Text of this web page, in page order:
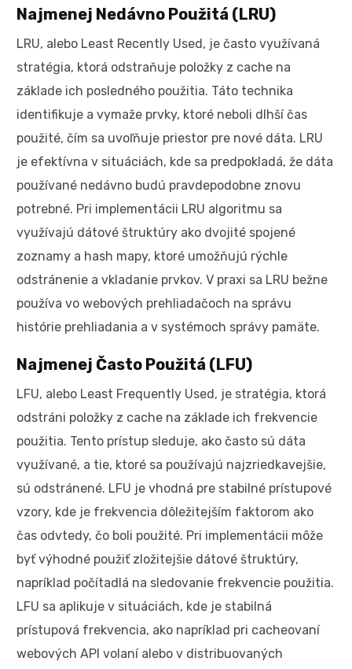
Najmenej Nedávno Použitá (LRU)
LRU, alebo Least Recently Used, je často využívaná
stratégia, ktorá odstraňuje položky z cache na
základe ich posledného použitia. Táto technika
identifikuje a vymaže prvky, ktoré neboli dlhší čas
použité, čím sa uvoľňuje priestor pre nové dáta. LRU
je efektívna v situáciách, kde sa predpokladá, že dáta
používané nedávno budú pravdepodobne znovu
potrebné. Pri implementácii LRU algoritmu sa
využívajú dátové štruktúry ako dvojité spojené
zoznamy a hash mapy, ktoré umožňujú rýchle
odstránenie a vkladanie prvkov. V praxi sa LRU bežne
používa vo webových prehliadačoch na správu
histórie prehliadania a v systémoch správy pamäte.
Najmenej Často Použitá (LFU)
LFU, alebo Least Frequently Used, je stratégia, ktorá
odstráni položky z cache na základe ich frekvencie
použitia. Tento prístup sleduje, ako často sú dáta
využívané, a tie, ktoré sa používajú najzriedkavejšie,
sú odstránené. LFU je vhodná pre stabilné prístupové
vzory, kde je frekvencia dôležitejším faktorom ako
čas odvtedy, čo boli použité. Pri implementácii môže
byť výhodné použiť zložitejšie dátové štruktúry,
napríklad počítadlá na sledovanie frekvencie použitia.
LFU sa aplikuje v situáciách, kde je stabilná
prístupová frekvencia, ako napríklad pri cacheovaní
webových API volaní alebo v distribuovaných